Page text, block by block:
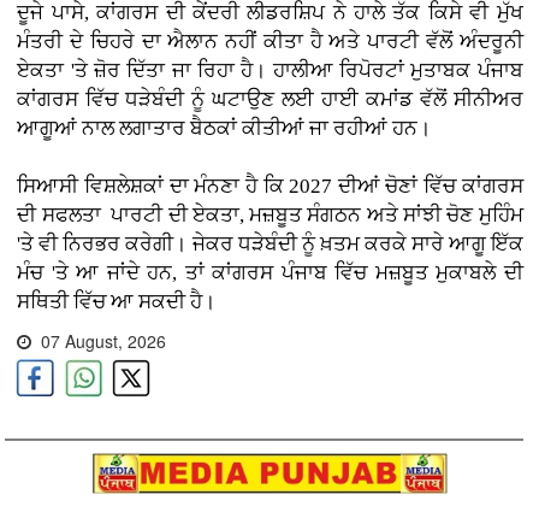
ਦੂਜੇ ਪਾਸੇ, ਕਾਂਗਰਸ ਦੀ ਕੇਂਦਰੀ ਲੀਡਰਸ਼ਿਪ ਨੇ ਹਾਲੇ ਤੱਕ ਕਿਸੇ ਵੀ ਮੁੱਖ
ਮੰਤਰੀ ਦੇ ਚਿਹਰੇ ਦਾ ਐਲਾਨ ਨਹੀਂ ਕੀਤਾ ਹੈ ਅਤੇ ਪਾਰਟੀ ਵੱਲੋਂ ਅੰਦਰੂਨੀ
ਏਕਤਾ 'ਤੇ ਜ਼ੋਰ ਦਿੱਤਾ ਜਾ ਰਿਹਾ ਹੈ। ਹਾਲੀਆ ਰਿਪੋਰਟਾਂ ਮੁਤਾਬਕ ਪੰਜਾਬ
ਕਾਂਗਰਸ ਵਿੱਚ ਧੜੇਬੰਦੀ ਨੂੰ ਘਟਾਉਣ ਲਈ ਹਾਈ ਕਮਾਂਡ ਵੱਲੋਂ ਸੀਨੀਅਰ
ਆਗੂਆਂ ਨਾਲ ਲਗਾਤਾਰ ਬੈਠਕਾਂ ਕੀਤੀਆਂ ਜਾ ਰਹੀਆਂ ਹਨ।
ਸਿਆਸੀ ਵਿਸ਼ਲੇਸ਼ਕਾਂ ਦਾ ਮੰਨਣਾ ਹੈ ਕਿ 2027 ਦੀਆਂ ਚੋਣਾਂ ਵਿੱਚ ਕਾਂਗਰਸ
ਦੀ ਸਫਲਤਾ ਪਾਰਟੀ ਦੀ ਏਕਤਾ, ਮਜ਼ਬੂਤ ਸੰਗਠਨ ਅਤੇ ਸਾਂਝੀ ਚੋਣ ਮੁਹਿੰਮ
'ਤੇ ਵੀ ਨਿਰਭਰ ਕਰੇਗੀ। ਜੇਕਰ ਧੜੇਬੰਦੀ ਨੂੰ ਖ਼ਤਮ ਕਰਕੇ ਸਾਰੇ ਆਗੂ ਇੱਕ
ਮੰਚ 'ਤੇ ਆ ਜਾਂਦੇ ਹਨ, ਤਾਂ ਕਾਂਗਰਸ ਪੰਜਾਬ ਵਿੱਚ ਮਜ਼ਬੂਤ ਮੁਕਾਬਲੇ ਦੀ
ਸਥਿਤੀ ਵਿੱਚ ਆ ਸਕਦੀ ਹੈ।
07 August, 2026